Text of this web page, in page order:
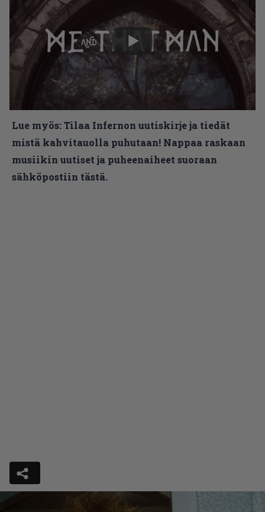
Lue myös:Tilaa Infernon uutiskirje ja tiedät
mistä kahvitauolla puhutaan! Nappaa raskaan
musiikin uutiset ja puheenaiheet suoraan
sähköpostiin tästä.